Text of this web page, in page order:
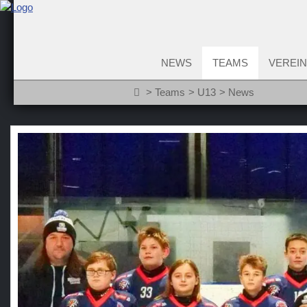
NEWS TEAMS VEREIN
Teams U13 News